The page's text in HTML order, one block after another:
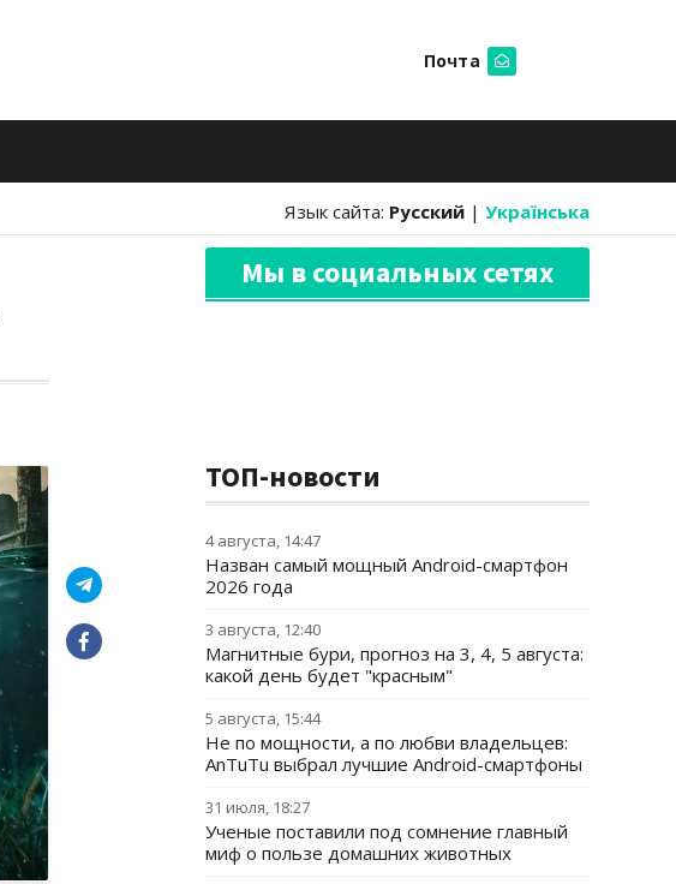
Почта
Язык сайта: Русский | Українська
Мы в социальных сетях
ТОП-новости
4 августа, 14:47
Назван самый мощный Android-смартфон
2026 года
3 августа, 12:40
Магнитные бури, прогноз на 3, 4, 5 августа:
какой день будет "красным"
5 августа, 15:44
Не по мощности, а по любви владельцев:
AnTuTu выбрал лучшие Android-смартфоны
31 июля, 18:27
Ученые поставили под сомнение главный
миф о пользе домашних животных